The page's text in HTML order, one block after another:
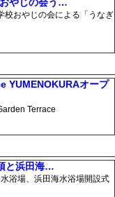
やじの会う…
おやじの会による「うなぎ
YUMENOKURAオープ
Terrace
と浜田海…
浴場、浜田海水浴場開設式